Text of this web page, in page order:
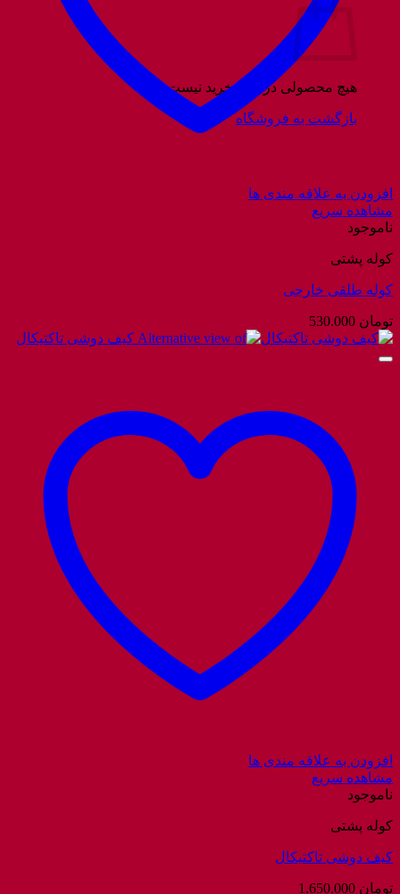
هیچ محصولی در سبد خرید نیست.
بازگشت به فروشگاه
افزودن به علاقه مندی ها
مشاهده سریع
ناموجود
کوله پشتی
کوله طلقی خارجی
تومان
افزودن به علاقه مندی ها
مشاهده سریع
ناموجود
کوله پشتی
کیف دوشی تاکتیکال
تومان